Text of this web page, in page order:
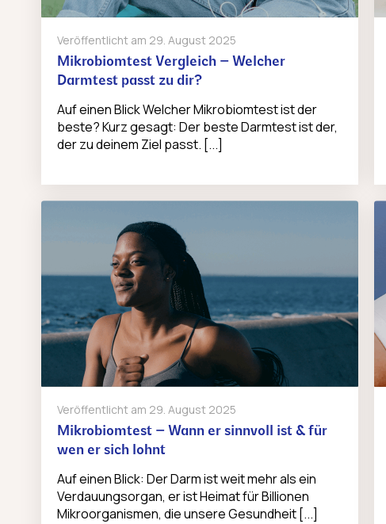
Veröffentlicht am 29. August 2025
Mikrobiomtest Vergleich – Welcher
Darmtest passt zu dir?
Auf einen Blick Welcher Mikrobiomtest ist der
beste? Kurz gesagt: Der beste Darmtest ist der,
der zu deinem Ziel passt. [...]
Veröffentlicht am 29. August 2025
Mikrobiomtest – Wann er sinnvoll ist & für
wen er sich lohnt
Auf einen Blick: Der Darm ist weit mehr als ein
Verdauungsorgan, er ist Heimat für Billionen
Mikroorganismen, die unsere Gesundheit [...]